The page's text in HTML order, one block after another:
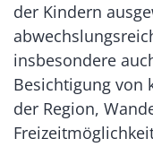
der Kindern
insbesondere
Besichtigung von
der Region,